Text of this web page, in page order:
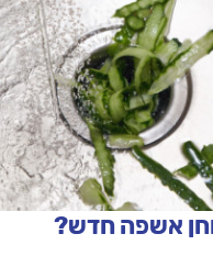
אשפה חדש?